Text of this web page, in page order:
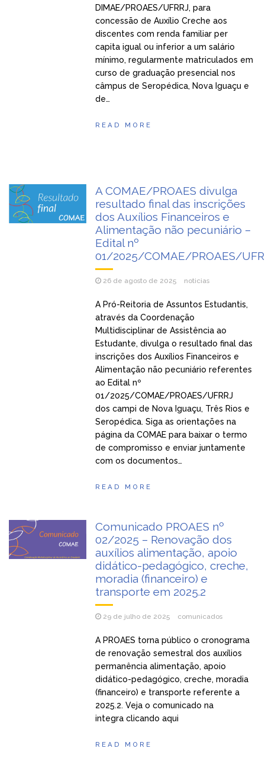
DIMAE/PROAES/UFRRJ, para
concessão de Auxílio Creche aos
discentes com renda familiar per
capita igual ou inferior a um salário
mínimo, regularmente matriculados em
curso de graduação presencial nos
câmpus de Seropédica, Nova Iguaçu e
de…
READ MORE
A COMAE/PROAES divulga
resultado final das inscrições
dos Auxílios Financeiros e
Alimentação não pecuniário –
Edital nº
01/2025/COMAE/PROAES/
26 de agosto de 2025 noticias
A Pró-Reitoria de Assuntos Estudantis,
através da Coordenação
Multidisciplinar de Assistência ao
Estudante, divulga o resultado final das
inscrições dos Auxílios Financeiros e
Alimentação não pecuniário referentes
ao Edital nº
01/2025/COMAE/PROAES/UFRRJ
dos campi de Nova Iguaçu, Três Rios e
Seropédica. Siga as orientações na
página da COMAE para baixar o termo
de compromisso e enviar juntamente
com os documentos…
READ MORE
Comunicado PROAES nº
02/2025 – Renovação dos
auxílios alimentação, apoio
didático-pedagógico, creche,
moradia (financeiro) e
transporte em 2025.2
29 de julho de 2025 comunicados
A PROAES torna público o cronograma
de renovação semestral dos auxílios
permanência alimentação, apoio
didático-pedagógico, creche, moradia
(financeiro) e transporte referente a
2025.2. Veja o comunicado na
integra clicando aqui
READ MORE